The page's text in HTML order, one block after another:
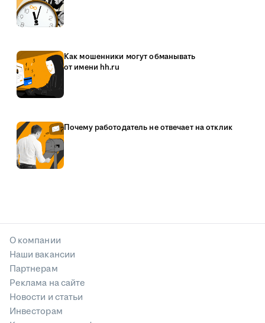
Как мошенники могут обманывать
от имени hh.ru
Почему работодатель не отвечает на отклик
О компании
Наши вакансии
Партнерам
Реклама на сайте
Новости и статьи
Инвесторам